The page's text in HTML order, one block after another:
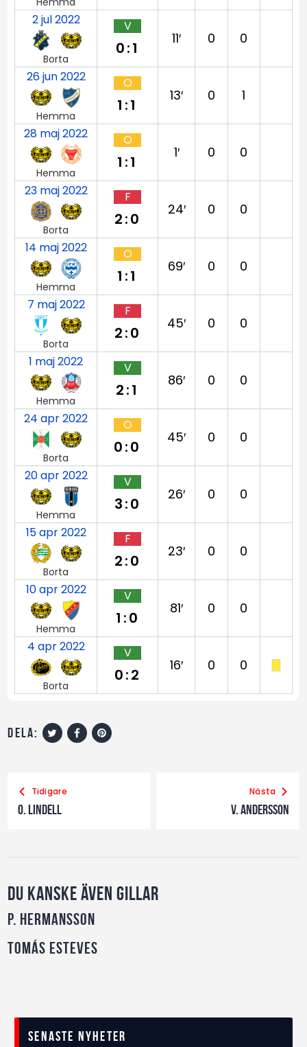
2 jul 2022
Borta
V
0:1
11′ 0 0
26 jun 2022
Hemma
O
1:1
13′ 0 1
28 maj 2022
Hemma
O
1:1
1′ 0 0
23 maj 2022
Borta
F
2:0
24′ 0 0
14 maj 2022
Hemma
O
1:1
69′ 0 0
7 maj 2022
Borta
F
2:0
45′ 0 0
1 maj 2022
Hemma
V
2:1
86′ 0 0
24 apr 2022
Borta
O
0:0
45′ 0 0
20 apr 2022
Hemma
V
3:0
26′ 0 0
15 apr 2022
Borta
F
2:0
23′ 0 0
10 apr 2022
Hemma
V
1:0
81′ 0 0
4 apr 2022
Borta
V
0:2
16′ 0 0
dela:
Tidigare
O. Lindell
Nästa
V. Andersson
Du kanske även gillar
P. Hermansson
Tomás Esteves
Senaste nyheter